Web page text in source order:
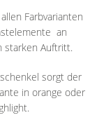
Farbvarianten
an
starken Auftritt.
sorgt der
in orange oder